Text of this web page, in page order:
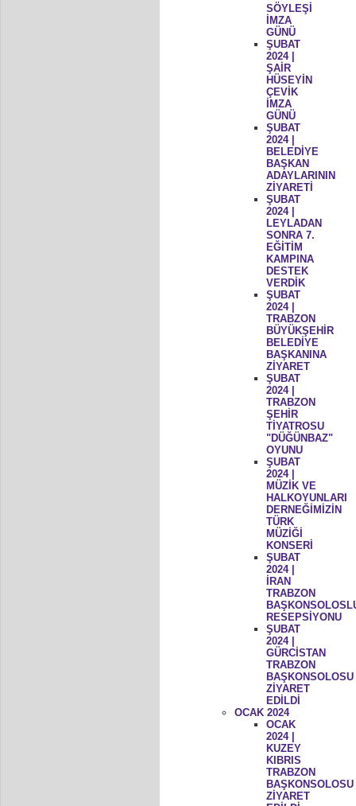
SÖYLEŞİ
İMZA
GÜNÜ
ŞUBAT
2024 |
ŞAİR
HÜSEYİN
ÇEVİK
İMZA
GÜNÜ
ŞUBAT
2024 |
BELEDİYE
BAŞKAN
ADAYLARININ
ZİYARETİ
ŞUBAT
2024 |
LEYLADAN
SONRA 7.
EĞİTİM
KAMPINA
DESTEK
VERDİK
ŞUBAT
2024 |
TRABZON
BÜYÜKŞEHİR
BELEDİYE
BAŞKANINA
ZİYARET
ŞUBAT
2024 |
TRABZON
ŞEHİR
TİYATROSU
"DÜĞÜNBAZ"
OYUNU
ŞUBAT
2024 |
MÜZİK VE
HALKOYUNLARI
DERNEĞİMİZİN
TÜRK
MÜZİĞİ
KONSERİ
ŞUBAT
2024 |
İRAN
TRABZON
RESEPSİYONU
ŞUBAT
2024 |
GÜRCİSTAN
TRABZON
BAŞKONSOLOSU
ZİYARET
EDİLDİ
OCAK 2024
OCAK
2024 |
KUZEY
KIBRIS
TRABZON
BAŞKONSOLOSU
ZİYARET